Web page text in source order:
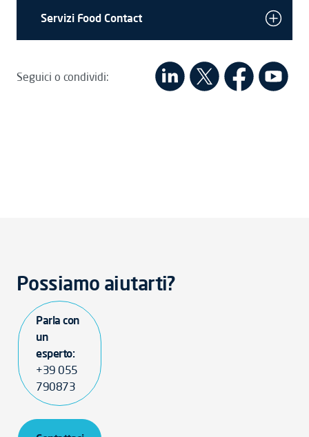
Servizi Food Contact
Seguici o condividi:
Possiamo aiutarti?
Parla con
un
esperto:
+39 055
790873